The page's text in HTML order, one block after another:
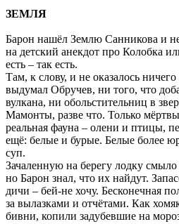
ЗЕМЛЯ
Барон нашёл Землю Санникова и
на детский анекдот про Колобка
есть – так есть.
Там, к слову, и не оказалось
выдумал Обручев, ни того, что
вулкана, ни обольстительниц в
Мамонты, разве что. Только
реальная фауна – олени и птицы,
ещё: белые и бурые. Белые более
суп.
Зачаленную на берегу лодку
но Барон знал, что их найдут.
дичи – бей-не хочу. Бесконечная
за вылазками и отчётами. Как
бивни, копили задубевшие на